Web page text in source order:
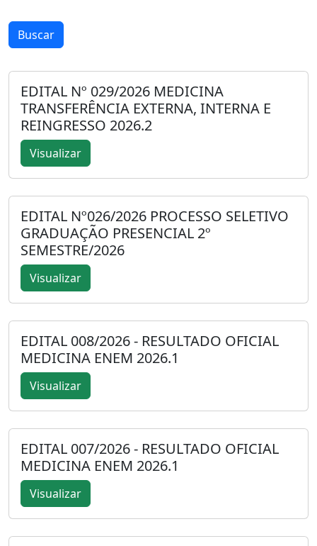
Buscar
EDITAL Nº 029/2026 MEDICINA
TRANSFERÊNCIA EXTERNA, INTERNA E
REINGRESSO 2026.2
Visualizar
EDITAL Nº026/2026 PROCESSO SELETIVO
GRADUAÇÃO PRESENCIAL 2º
SEMESTRE/2026
Visualizar
EDITAL 008/2026 - RESULTADO OFICIAL
MEDICINA ENEM 2026.1
Visualizar
EDITAL 007/2026 - RESULTADO OFICIAL
MEDICINA ENEM 2026.1
Visualizar